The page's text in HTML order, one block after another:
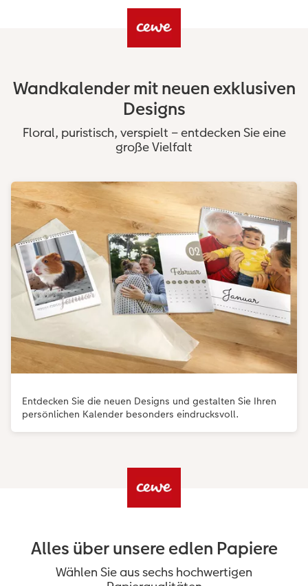
Wandkalender mit neuen exklusiven
Designs
Floral, puristisch, verspielt – entdecken Sie eine
große Vielfalt
Entdecken Sie die neuen Designs und gestalten Sie Ihren
persönlichen Kalender besonders eindrucksvoll.
Alles über unsere edlen Papiere
Wählen Sie aus sechs hochwertigen